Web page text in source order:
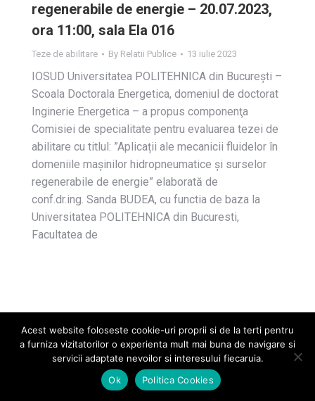
regenerabile de energie – 20.07.2023,
ora 11:00, sala Ela 016
Teze de abilitare By Relatii Publice 13 iulie 2023
IOSUD Universitatea POLITEHNICA din Bucureşti –
Scoala Doctorala Energetica, domeniul de doctorat
Inginerie Energetica – a propus componenţa
Comisiei de specialitate pentru evaluarea tezei de
abilitare cu titlul: ”Aplicații ale mecanicii fluidelor în
domeniile mașinilor hidropneumatice și surselor
regenerabile de energie” elaborată de
conf.dr.ing. Sanda BUDEA, cu functia de baza la
Universitatea POLITEHNICA din Bucuresti,
Facultatea de
2026 © Universitatea POLITEHNICA București
Universitate
Acest website foloseste cookie-uri proprii si de la terti pentru
a furniza vizitatorilor o experienta mult mai buna de navigare si
servicii adaptate nevoilor si interesului fiecaruia.
Ok
Politica Cookies